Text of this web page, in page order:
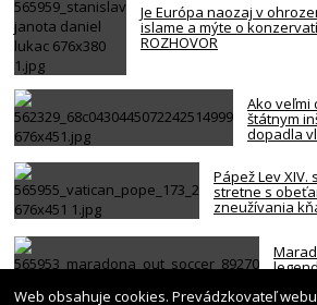
Je Európa naozaj v
islame a mýte o
ROZHOVOR
Ako veľmi
štátnym
dopadla
Pápež Lev XIV.
stretne s
zneužívania
osobu
Web obsahuje cookies. Prevádzkovateľ